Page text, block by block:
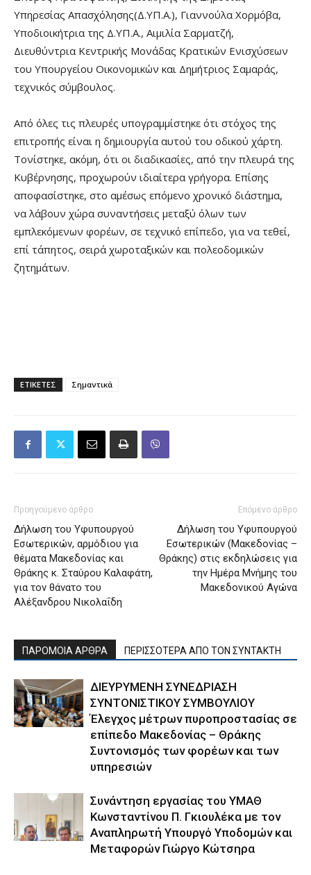
Υπηρεσίας Απασχόλησης(Δ.ΥΠ.Α.), Γιαννούλα Χορμόβα,
Υποδιοικήτρια της Δ.ΥΠ.Α., Αιμιλία Σαρματζή,
Διευθύντρια Κεντρικής Μονάδας Κρατικών Ενισχύσεων
του Υπουργείου Οικονομικών και Δημήτριος Σαμαράς,
τεχνικός σύμβουλος.
Από όλες τις πλευρές υπογραμμίστηκε ότι στόχος της
επιτροπής είναι η δημιουργία αυτού του οδικού χάρτη.
Τονίστηκε, ακόμη, ότι οι διαδικασίες, από την πλευρά της
Κυβέρνησης, προχωρούν ιδιαίτερα γρήγορα. Επίσης
αποφασίστηκε, στο αμέσως επόμενο χρονικό διάστημα,
να λάβουν χώρα συναντήσεις μεταξύ όλων των
εμπλεκόμενων φορέων, σε τεχνικό επίπεδο, για να τεθεί,
επί τάπητος, σειρά χωροταξικών και πολεοδομικών
ζητημάτων.
ΕΤΙΚΕΤΕΣ Σημαντικά
Προηγούμενο άρθρο
Δήλωση του Υφυπουργού
Εσωτερικών, αρμόδιου για
θέματα Μακεδονίας και
Θράκης κ. Σταύρου Καλαφάτη,
για τον θάνατο του
Αλέξανδρου Νικολαΐδη
Επόμενο άρθρο
Δήλωση του Υφυπουργού
Εσωτερικών (Μακεδονίας –
Θράκης) στις εκδηλώσεις για
την Ημέρα Μνήμης του
Μακεδονικού Αγώνα
ΠΑΡΟΜΟΙΑ ΑΡΘΡΑ ΠΕΡΙΣΣΟΤΕΡΑ ΑΠΟ ΤΟΝ ΣΥΝΤΑΚΤΗ
ΔΙΕΥΡΥΜΕΝΗ ΣΥΝΕΔΡΙΑΣΗ
ΣΥΝΤΟΝΙΣΤΙΚΟΥ ΣΥΜΒΟΥΛΙΟΥ
Έλεγχος μέτρων πυροπροστασίας σε
επίπεδο Μακεδονίας – Θράκης
Συντονισμός των φορέων και των
υπηρεσιών
Συνάντηση εργασίας του ΥΜΑΘ
Κωνσταντίνου Π. Γκιουλέκα με τον
Αναπληρωτή Υπουργό Υποδομών και
Μεταφορών Γιώργο Κώτσηρα